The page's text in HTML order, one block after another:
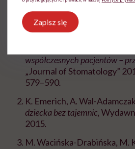
Źródła:
współczesnych pacjentów –
„Journal of Stomatology”
579–590.
K. Emerich, A. Wal-
dziecka bez tajemnic,
2015.
M. Wacińska-Drabińska, M.
Zapisz się